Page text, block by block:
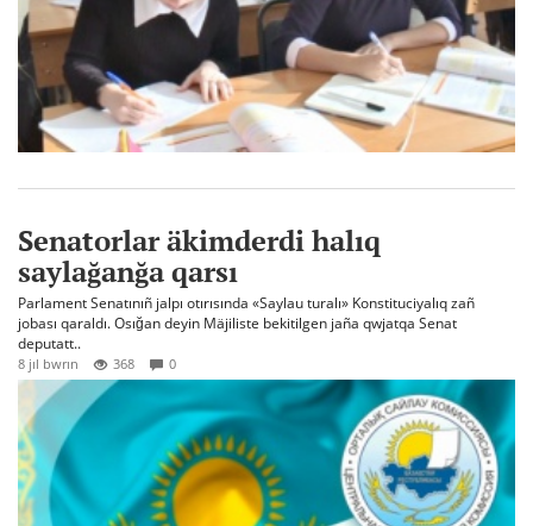
Senatorlar äkimderdi halıq
saylağanğa qarsı
Parlament Senatınıñ jalpı otırısında «Saylau turalı» Konstituciyalıq zañ
jobası qaraldı. Osığan deyin Mäjiliste bekitilgen jaña qwjatqa Senat
deputatt..
8 jıl bwrın 368 0